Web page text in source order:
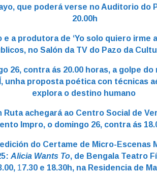
que poderá verse no Auditorio do
20.00h
a produtora de ‘Yo solo quiero irme
no Salón da TV do Pazo da
26, contra ás 20.00 horas, a golpe
unha proposta poética con técnicas
explora o destino humano
Ruta achegará ao Centro Social de
Impro, o domingo 26, contra ás
do Certame de Micro-Escenas
Alicia Wants To, de Bengala Teatro
1 7.30 e 18.30h, na Residencia de